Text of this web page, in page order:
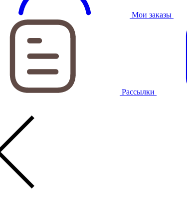
Мои заказы
Рассылки